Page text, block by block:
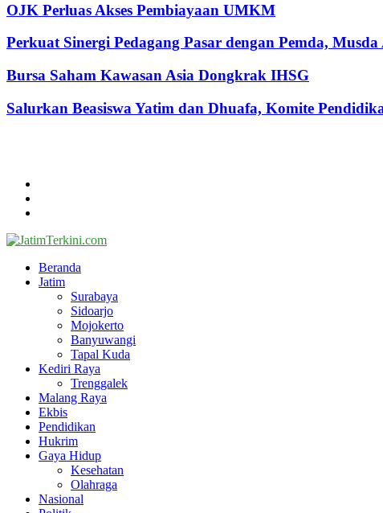
OJK Perluas Akses Pembiayaan UMKM
Perkuat Sinergi Pedagang Pasar dengan Pemda,
Bursa Saham Kawasan Asia Dongkrak IHSG
Salurkan Beasiswa Yatim dan Dhuafa, Komite
Beranda
Jatim
Surabaya
Sidoarjo
Mojokerto
Banyuwangi
Tapal Kuda
Kediri Raya
Trenggalek
Malang Raya
Ekbis
Pendidikan
Hukrim
Gaya Hidup
Kesehatan
Olahraga
Nasional